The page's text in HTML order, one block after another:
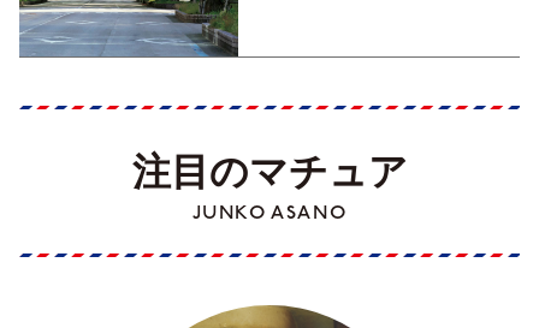
注目のマチュア
JUNKO ASANO